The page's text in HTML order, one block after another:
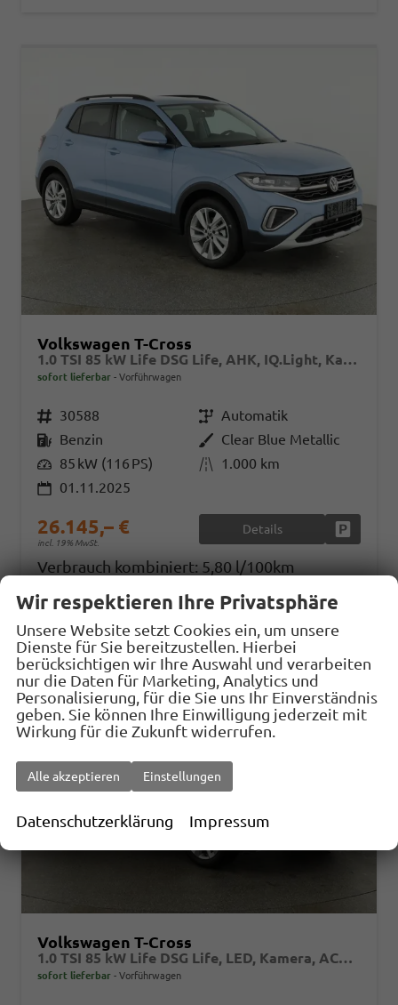
Volkswagen T-Cross
1.0 TSI 85 kW Life DSG Life, AHK, IQ.Light, Kamera, ACC, Side, Winter, 17-Zoll
sofort lieferbar Vorführwagen
Fahrzeugnr. 30588 GetriebeAutomatik
Kraftstoff Benzin AußenfarbeClear Blue Metallic
Leistung 85 kW (116 PS) Kilometerstand 1.000 km
01.11.2025
26.145,– €
incl. 19% MwSt.
Details
Verbrauch kombiniert: 5,80 l/100km
Volkswagen T-Cross
1.0 TSI 85 kW Life DSG Life, LED, Kamera, ACC, Side, Winter, 17-Zoll, 3-J. Garantie
sofort lieferbar Vorführwagen
Wir respektieren Ihre Privatsphäre
Unsere Website setzt Cookies ein, um unsere
Dienste für Sie bereitzustellen. Hierbei
berücksichtigen wir Ihre Auswahl und verarbeiten
nur die Daten für Marketing, Analytics und
Personalisierung, für die Sie uns Ihr Einverständnis
geben. Sie können Ihre Einwilligung jederzeit mit
Wirkung für die Zukunft widerrufen.
Alle akzeptieren Einstellungen
Datenschutzerklärung Impressum